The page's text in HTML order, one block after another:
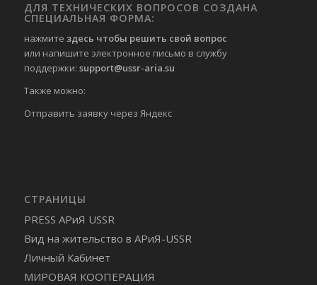
ДЛЯ ТЕХНИЧЕСКИХ ВОПРОСОВ СОЗДАНА
СПЕЦИАЛЬНАЯ ФОРМА:
нажмите здесь чтобы решить свой вопрос
или напишите электронное письмо в службу
поддержки: support@ussr-aria.su
Также можно:
Отправить заявку через Яндекс
СТРАНИЦЫ
PRESS АРиЯ USSR
Вид на жительство в АРиЯ-USSR
Личный Кабинет
МИРОВАЯ КООПЕРАЦИЯ